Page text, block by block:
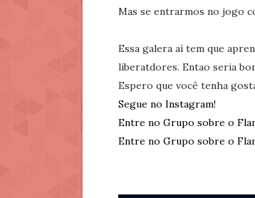
Mas se entrarmos no jogo
Essa galera aí tem que
liberatdores. Entao seria
Espero que você tenha
Segue no Instagram!
Entre no Grupo sobre o
Entre no Grupo sobre o